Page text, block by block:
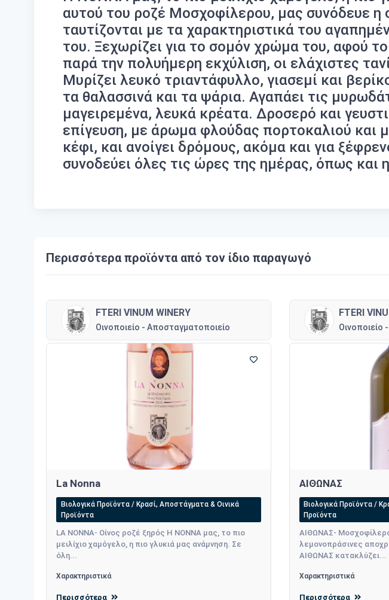
αυτού του ροζέ Μοσχοφίλερου, μας συνόδευε
ταυτίζονται με τα χαρακτηριστικά του
του. Ξεχωρίζει για το σομόν χρώμα του, αφού
παρά την πολυήμερη εκχύλιση, οι ελάχιστες
Μυρίζει λευκό τριαντάφυλλο, γιασεμί και
τα θαλασσινά και τα ψάρια. Αγαπάει τις
μαγειρεμένα, λευκά κρέατα. Δροσερό και
επίγευση, με άρωμα φλούδας πορτοκαλιού και
κέφι, και ανοίγει δρόμους, ακόμα και για
συνοδεύει όλες τις ώρες της ημέρας, όπως
Περισσότερα προϊόντα από τον ίδιο παραγωγό
FTERI VINUM WINERY
Οινοποιείο - Αποσταγματοποιείο
La Nonna
Βιολογικά Προϊόντα / Κρασί, Αποστάγματα & Οινικά
Προϊόντα
LA NONNA- Οίνος ροζέ ξηρός Η ΝΟΝΝΑ μας, το πιο
μειλίχιο χαμόγελο, η πιο γλυκιά μας ανάμνηση. Σε
όλη...
Χαρακτηριστικά
Περισσότερα
FTERI
Οινοποιείο
ΑΙΘΩΝΑΣ
Βιολογικά Προϊόντα /
Προϊόντα
ΑΙΘΩΝΑΣ-
λεμονοπράσινες
ΑΙΘΩΝΑΣ κατακλύζει...
Χαρακτηριστικά
Περισσότερα